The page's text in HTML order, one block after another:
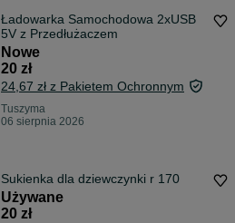
Ładowarka Samochodowa 2xUSB
5V z Przedłużaczem
Nowe
20 zł
24,67 zł z Pakietem Ochronnym
Tuszyma
06 sierpnia 2026
Sukienka dla dziewczynki r 170
Używane
20 zł